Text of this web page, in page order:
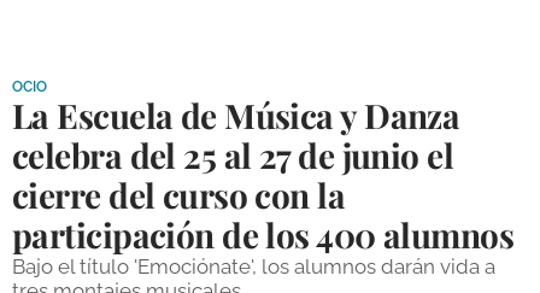
DEPORTES
COMPETICIONES
DEPORTE BASE
OPINIÓN
OCIO
La Escuela de Música y Danza
celebra del 25 al 27 de junio el
cierre del curso con la
participación de los 400 alumnos
Bajo el título 'Emociónate', los alumnos darán vida a